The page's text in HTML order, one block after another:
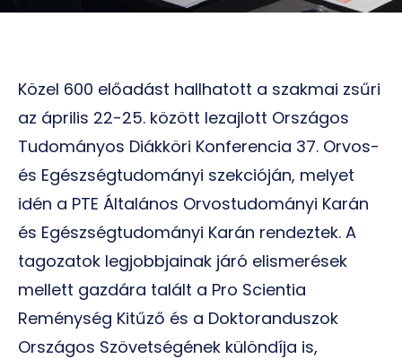
Közel 600 előadást hallhatott a szakmai zsűri
az április 22-25. között lezajlott Országos
Tudományos Diákköri Konferencia 37. Orvos-
és Egészségtudományi szekcióján, melyet
idén a PTE Általános Orvostudományi Karán
és Egészségtudományi Karán rendeztek. A
tagozatok legjobbjainak járó elismerések
mellett gazdára talált a Pro Scientia
Reménység Kitűző és a Doktoranduszok
Országos Szövetségének különdíja is,